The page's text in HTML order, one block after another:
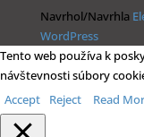
Navrhol/Navrhla
WordPress
Tento web používa k
návštevnosti súbory
Accept
Reject Read